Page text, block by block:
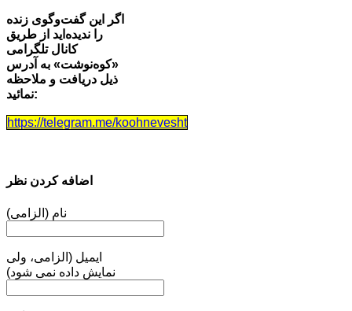
اگر این گفت‌وگوی زنده
را ندیده‌اید از طریق
کانال تلگرامی
«کوه‌نوشت»‌ به آدرس
ذیل دریافت و ملاحظه
نمائید:
https://telegram.me/koohnevesht
اضافه کردن نظر
نام (الزامی)
ایمیل (الزامی، ولی
نمایش داده نمی شود)